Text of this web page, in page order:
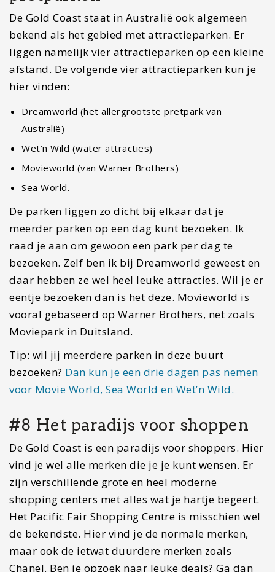
maar ook de ietwat duurdere merken zoals
Chanel. Ben je opzoek naar leuke deals? Ga dan
eens kijken bij Harbour Town Premium Outlets.
Een stukje naar het binnenland ligt ook nog
Robina Town Centre waar je een hele dag kunt
restaurantjes en cafeetjes. Je kunt uiteraard ook
in Surfers Paradise shoppen.
#9 Skypoint Observation Deck
en Climb
Wil je de skyline van Surfers Paradise op een
bijzondere manier bekijken? Hier bij Skypoint
Observation Deck heb je een 360 graden uitzicht
over de stad en zee. In dit gebouw ga je met de
snelste lift in Australië naar een hoogte van 270
meter. Eenmaal boven op het gebouw kun je naar
het uiterste topje van het gebouw klimmen met
een begeleider. Je zult een pak aankrijgen met
zekering en vervolgens loop je middels trappen
naar het hoogste punt van het gebouw, waar je
een fenomenaal uitzicht hebt. Voor de mensen
wordt goed begeleid. Een ticket naar het deck
begint vanaf €21,- en de climb vanaf €89,-. Wil je
het nog mooier maken, beklim de toren dan met
zonsondergang. Dit kost dan wel €119,-. De
wandeling duurt ongeveer 90 minuten van begin
tot eind.Tickets voor een bezoek aan het deck
kun je online bestellen.
Overnachtingstip:Met kinderen onderweg?
Dan moet je overnachten bij BIG4 Gold Coast